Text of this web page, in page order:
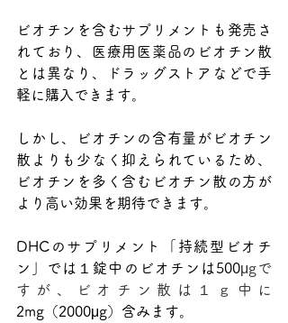
ビオチンを含むサプリメントも発売さ
れており、医療用医薬品のビオチン散
とは異なり、ドラッグストアなどで手
軽に購入できます。
しかし、ビオチンの含有量がビオチン
散よりも少なく抑えられているため、
ビオチンを多く含むビオチン散の方が
より高い効果を期待できます。
DHCのサプリメント「持続型ビオチ
ン」では１錠中のビオチンは500μgで
すが、ビオチン散は１ｇ中に
2mg（2000μg）含みます。